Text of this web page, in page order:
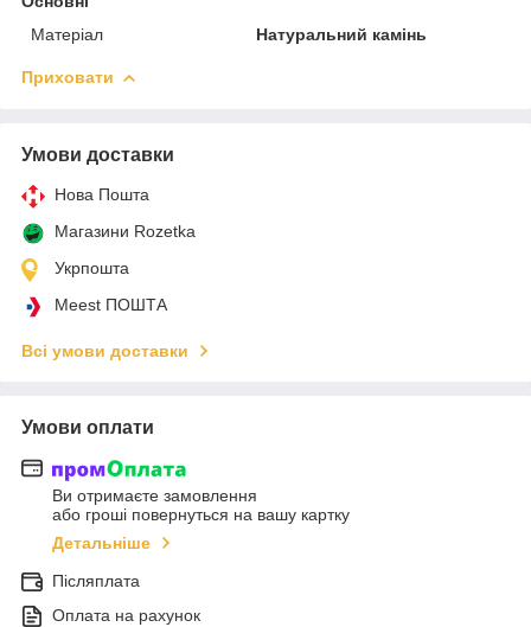
Матеріал
Натуральний камінь
Приховати
Умови доставки
Нова Пошта
Магазини Rozetka
Укрпошта
Meest ПОШТА
Всі умови доставки
Умови оплати
Ви отримаєте замовлення
або гроші повернуться на вашу картку
Детальніше
Післяплата
Оплата на рахунок